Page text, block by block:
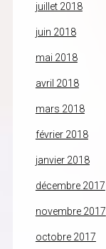
juillet 2018
juin 2018
mai 2018
avril 2018
mars 2018
février 2018
janvier 2018
décembre 2017
novembre 2017
octobre 2017